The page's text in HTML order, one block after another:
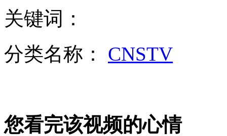
女孩北京地铁殴打老人 痛下狠手拳打脚踢
外交部：反对强权政治霸凌主义
关键词：
分类名称： CNSTV
您看完该视频的心情